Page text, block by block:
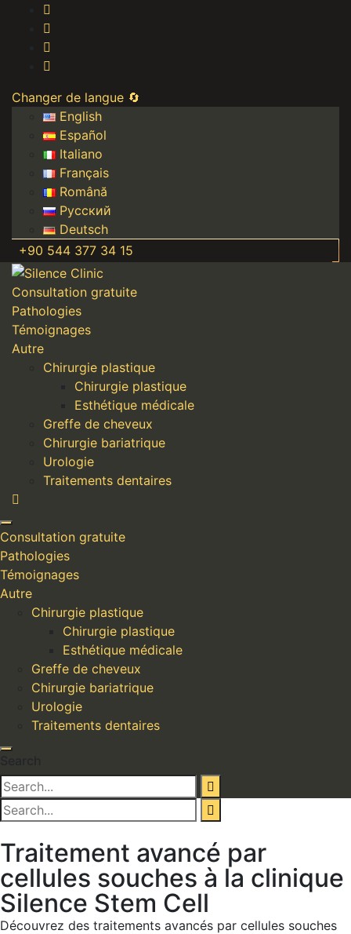
Changer de langue 🔄
English
Español
Italiano
Français
Română
Русский
Deutsch
+90 544 377 34 15
Consultation gratuite
Pathologies
Témoignages
Autre
Chirurgie plastique
Chirurgie plastique
Esthétique médicale
Greffe de cheveux
Chirurgie bariatrique
Urologie
Traitements dentaires
Consultation gratuite
Pathologies
Témoignages
Autre
Chirurgie plastique
Chirurgie plastique
Esthétique médicale
Greffe de cheveux
Chirurgie bariatrique
Urologie
Traitements dentaires
Traitement avancé par
cellules souches à la clinique
Silence Stem Cell
Découvrez des traitements avancés par cellules souches